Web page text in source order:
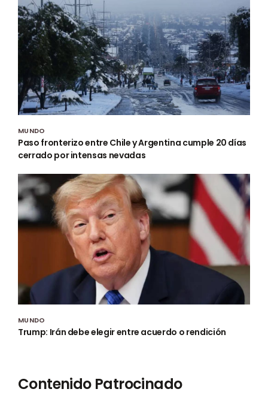
MUNDO
Paso fronterizo entre Chile y Argentina cumple 20 días
cerrado por intensas nevadas
MUNDO
Trump: Irán debe elegir entre acuerdo o rendición
Contenido Patrocinado